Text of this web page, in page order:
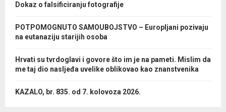
Dokaz o falsificiranju fotografije
POTPOMOGNUTO SAMOUBOJSTVO – Europljani pozivaju
na eutanaziju starijih osoba
Hrvati su tvrdoglavi i govore što im je na pameti. Mislim da
me taj dio nasljeđa uvelike oblikovao kao znanstvenika
KAZALO, br. 835. od 7. kolovoza 2026.